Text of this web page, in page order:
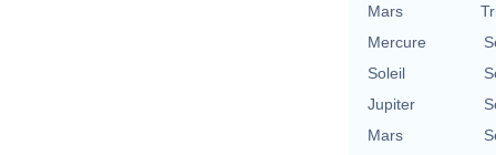
Mars
Mercure
Soleil
Jupiter
Mars